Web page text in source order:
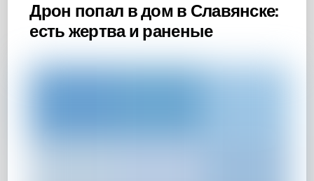
Дрон попал в дом в Славянске:
есть жертва и раненые